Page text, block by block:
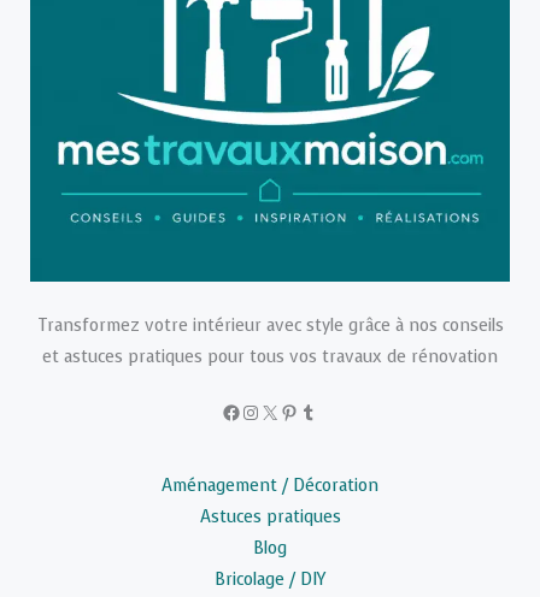
Transformez votre intérieur avec style grâce à nos conseils
et astuces pratiques pour tous vos travaux de rénovation
Facebook
Instagram
X Pinterest
Tumblr
Aménagement / Décoration
Astuces pratiques
Blog
Bricolage / DIY